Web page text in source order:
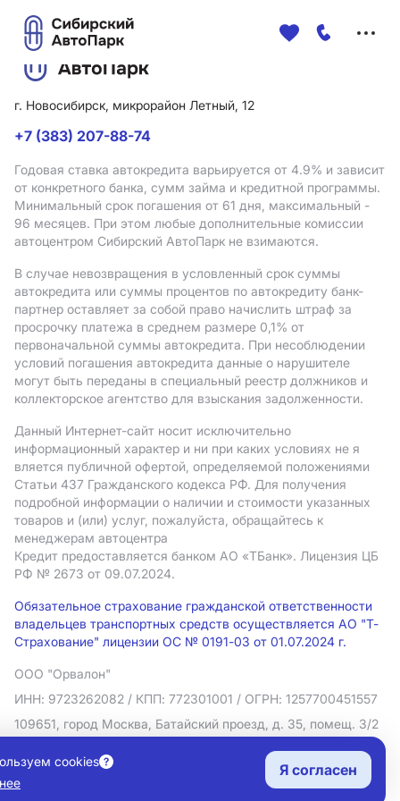
г. Новосибирск, микрорайон Летный, 12
+7 (383) 207-88-74
Годовая ставка автокредита варьируется от 4.9% и зависит
от конкретного банка, сумм займа и кредитной программы.
Минимальный срок погашения от 61 дня, максимальный -
96 месяцев. При этом любые дополнительные комиссии
автоцентром Сибирский АвтоПарк не взимаются.
В случае невозвращения в условленный срок суммы
автокредита или суммы процентов по автокредиту банк-
партнер оставляет за собой право начислить штраф за
просрочку платежа в среднем размере 0,1% от
первоначальной суммы автокредита. При несоблюдении
условий погашения автокредита данные о нарушителе
могут быть переданы в специальный реестр должников и
коллекторское агентство для взыскания задолженности.
Данный Интернет-сайт носит исключительно
информационный характер и ни при каких условиях не я
вляется публичной офертой, определяемой положениями
Статьи 437 Гражданского кодекса РФ. Для получения
подробной информации о наличии и стоимости указанных
товаров и (или) услуг, пожалуйста, обращайтесь к
менеджерам автоцентра
Кредит предоставляется банком АO «ТБанк». Лицензия ЦБ
РФ № 2673 от 09.07.2024.
Обязательное страхование гражданской ответственности
владельцев транспортных средств осуществляется АО "Т-
Страхование" лицензии ОС № 0191-03 от 01.07.2024 г.
ООО "Орвалон"
ИНН: 9723262082 / КПП: 772301001 / ОГРН: 1257700451557
109651, город Москва, Батайский проезд, д. 35, помещ. 3/2
Политика в отношении обработки персональных данных
Согласие на рекламную рассылку
Правовая информация
cookies
Я согласен